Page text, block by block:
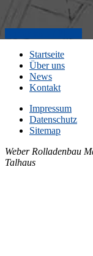
Startseite
Über uns
News
Kontakt
Impressum
Datenschutz
Sitemap
Weber Rolladenbau
Talhaus